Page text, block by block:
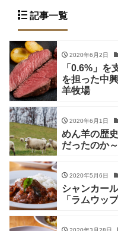
記事一覧
2020年6月2日
「0.6%」を
を担った中
羊牧場
2020年6月1日
めん羊の歴
だったのか～
2020年5月6日
シャンカー
「ラムウッ